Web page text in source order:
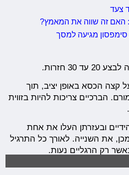
צעד
האם זה שווה את המאמץ?
מגיעה למסך
30 חזרות.
קצה הכסא באופן יציב, תוך
הברכיים צריכות להיות בזווית
ובעזרתן העלו את אחת
את השנייה. לאורך כל התרגיל
רק הרגליים נעות.